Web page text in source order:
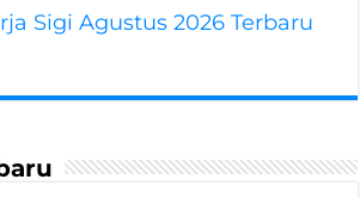
Sigi Agustus 2026 Terbaru